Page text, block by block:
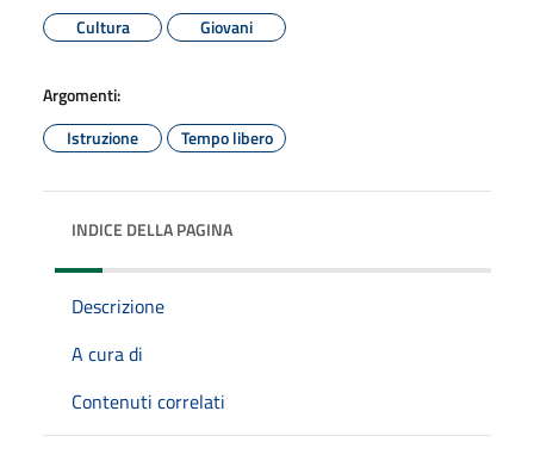
Cultura
Giovani
Argomenti:
Istruzione
Tempo libero
INDICE DELLA PAGINA
Descrizione
A cura di
Contenuti correlati